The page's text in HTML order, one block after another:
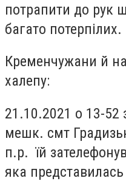
потрапити до рук
багато потерпілих.
Кременчужани й
халепу:
21.10.2021 о 13-52
мешк. смт
п.р. їй
яка